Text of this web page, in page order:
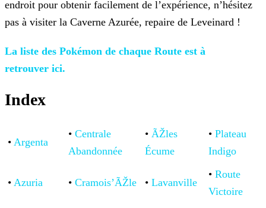
endroit pour obtenir facilement de l’expérience, n’hésitez
pas à visiter la Caverne Azurée, repaire de Leveinard !
La liste des Pokémon de chaque Route est à
retrouver ici.
Index
• Argenta
• Centrale
Abandonnée
• ÃŽles
Écume
• Plateau
Indigo
• Azuria • Cramois’ÃŽle • Lavanville
• Route
Victoire